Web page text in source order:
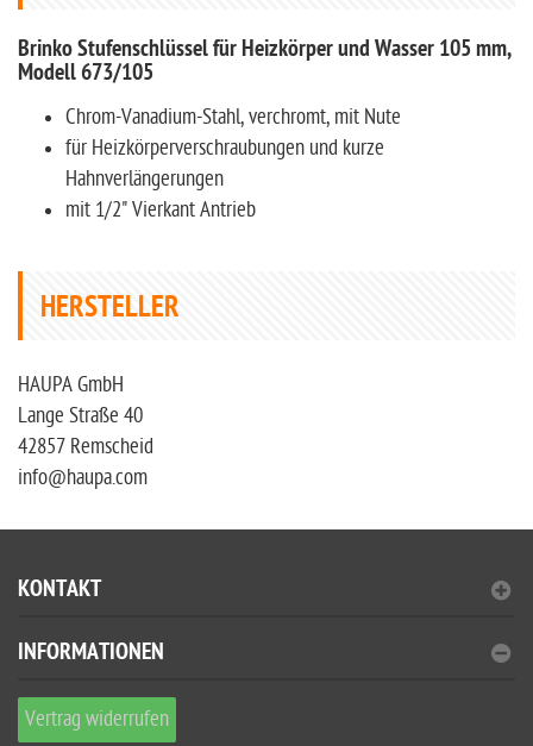
Brinko Stufenschlüssel für Heizkörper und Wasser 105 mm,
Modell 673/105
Chrom-Vanadium-Stahl, verchromt, mit Nute
für Heizkörperverschraubungen und kurze
Hahnverlängerungen
mit 1/2" Vierkant Antrieb
HERSTELLER
HAUPA GmbH
Lange Straße 40
42857 Remscheid
info@haupa.com
KONTAKT
INFORMATIONEN
Vertrag widerrufen